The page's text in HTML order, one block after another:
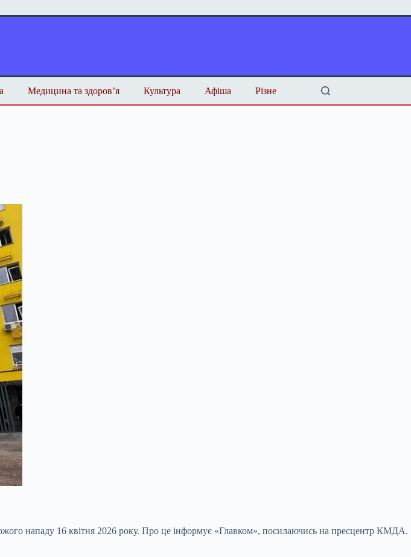
Медицина та здоров’я Культура Афіша Різне
нападу 16 квітня 2026 року. Про це інформує «Главком», посилаючись на пресцентр КМДА.